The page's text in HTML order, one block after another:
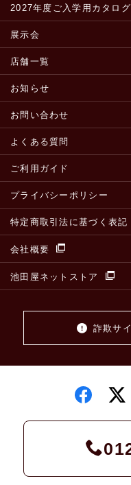
2027年度ご入学用カタロ
展示会
店舗一覧
お知らせ
お問い合わせ
よくある質問
ご利用ガイド
プライバシーポリシー
特定商取引法に基づく表記
会社概要
池田屋ネットストア
詐欺サ